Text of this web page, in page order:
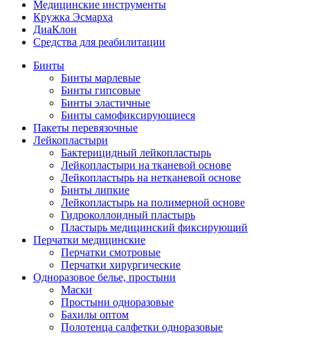
Медицинские инструменты
Кружка Эсмарха
ДиаКлон
Средства для реабилитации
Бинты
Бинты марлевые
Бинты гипсовые
Бинты эластичные
Бинты самофиксирующиеся
Пакеты перевязочные
Лейкопластыри
Бактерицидный лейкопластырь
Лейкопластыри на тканевой основе
Лейкопластырь на нетканевой основе
Бинты липкие
Лейкопластырь на полимерной основе
Гидроколлоидный пластырь
Пластырь медицинский фиксирующий
Перчатки медицинские
Перчатки смотровые
Перчатки хирургические
Одноразовое белье, простыни
Маски
Простыни одноразовые
Бахилы оптом
Полотенца салфетки одноразовые